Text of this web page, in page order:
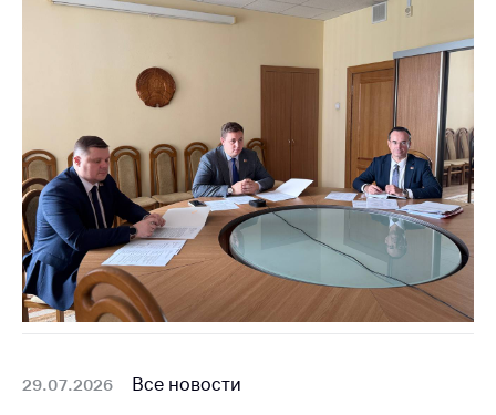
29.07.2026 Все новости